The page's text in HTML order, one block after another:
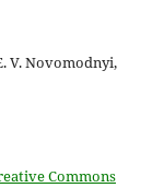
V. Novomodnyi,
Commons